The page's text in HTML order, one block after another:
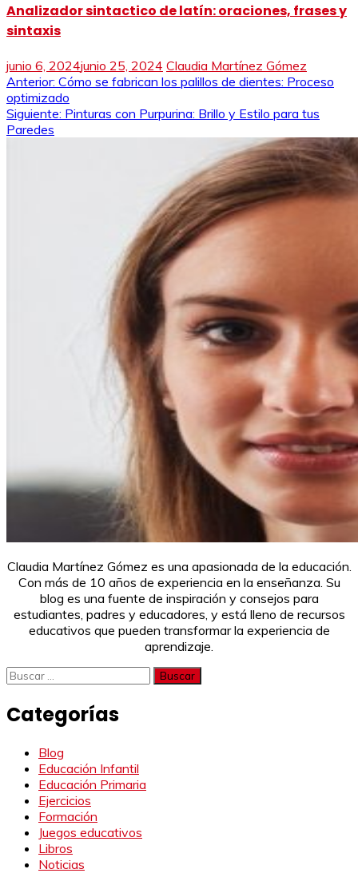
Analizador sintactico de latín: oraciones, frases y
sintaxis
junio 6, 2024junio 25, 2024 Claudia Martínez Gómez
Navegación
de
entradas
Anterior: Cómo se fabrican los palillos de dientes: Proceso
optimizado
Siguiente: Pinturas con Purpurina: Brillo y Estilo para tus
Paredes
Claudia Martínez Gómez es una apasionada de la educación.
Con más de 10 años de experiencia en la enseñanza. Su
blog es una fuente de inspiración y consejos para
estudiantes, padres y educadores, y está lleno de recursos
educativos que pueden transformar la experiencia de
aprendizaje.
Buscar:
Categorías
Blog
Educación Infantil
Educación Primaria
Ejercicios
Formación
Juegos educativos
Libros
Noticias